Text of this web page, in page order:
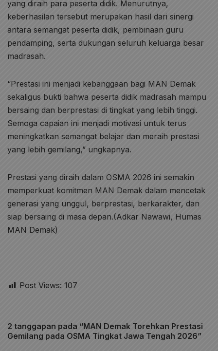
yang diraih para peserta didik. Menurutnya,
keberhasilan tersebut merupakan hasil dari sinergi
antara semangat peserta didik, pembinaan guru
pendamping, serta dukungan seluruh keluarga besar
madrasah.
“Prestasi ini menjadi kebanggaan bagi MAN Demak
sekaligus bukti bahwa peserta didik madrasah mampu
bersaing dan berprestasi di tingkat yang lebih tinggi.
Semoga capaian ini menjadi motivasi untuk terus
meningkatkan semangat belajar dan meraih prestasi
yang lebih gemilang,” ungkapnya.
Prestasi yang diraih dalam OSMA 2026 ini semakin
memperkuat komitmen MAN Demak dalam mencetak
generasi yang unggul, berprestasi, berkarakter, dan
siap bersaing di masa depan.(Adkar Nawawi, Humas
MAN Demak)
Post Views: 107
2 tanggapan pada “MAN Demak Torehkan Prestasi
Gemilang pada OSMA Tingkat Jawa Tengah 2026”